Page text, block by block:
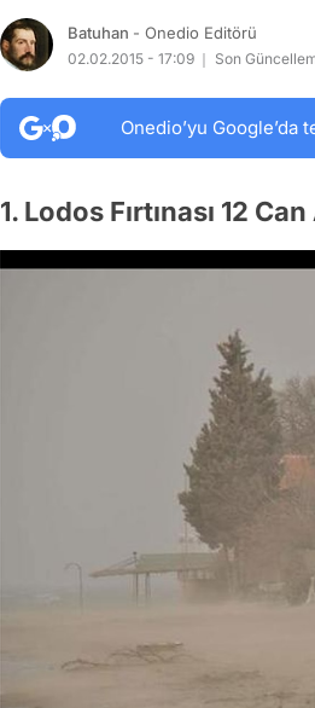
Batuhan - Onedio Editörü
02.02.2015 - 17:09 Son
Onedio’yu
1. Lodos Fırtınası 12 Can